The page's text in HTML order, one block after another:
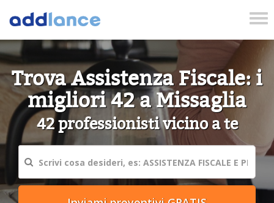
Trova Assistenza Fiscale: i
migliori 42 a Missaglia
42 professionisti vicino a te